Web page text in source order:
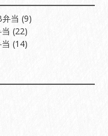
当 99
2222
個
1414